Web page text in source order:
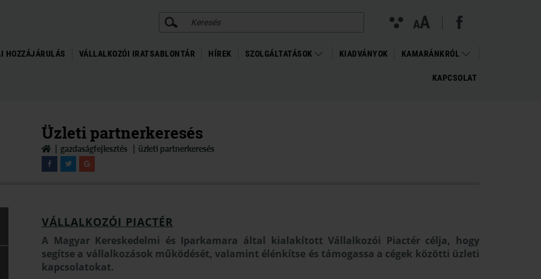
KERESÉS Kontraszt
nézet
Betűméret
változtatása
AA facebook megnyitása (új ablakban)
HOZZÁJÁRULÁS VÁLLALKOZÓI IRATSABLONTÁR HÍREK SZOLGÁLTATÁSOK KIADVÁNYOK KAMARÁNKRÓL
KAPCSOLAT
Üzleti partnerkeresés
gazdaságfejlesztés üzleti partnerkeresés
VÁLLALKOZÓI PIACTÉR
A Magyar Kereskedelmi és Iparkamara által kialakított Vállalkozói Piactér célja, hogy
segítse a vállalkozások működését, valamint élénkítse és támogassa a cégek közötti üzleti
kapcsolatokat.